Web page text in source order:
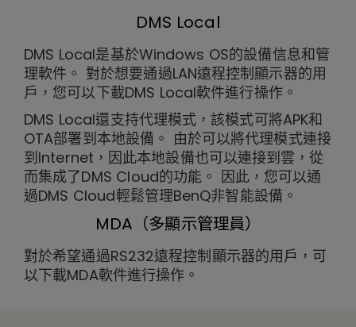
DMS Local
DMS Local是基於Windows OS的設備信息和管
理軟件。 對於想要通過LAN遠程控制顯示器的用
戶，您可以下載DMS Local軟件進行操作。
DMS Local還支持代理模式，該模式可將APK和
OTA部署到本地設備。 由於可以將代理模式連接
到Internet，因此本地設備也可以連接到雲，從
而集成了DMS Cloud的功能。 因此，您可以通
過DMS Cloud輕鬆管理BenQ非智能設備。
MDA（多顯示管理員）
對於希望通過RS232遠程控制顯示器的用戶，可
以下載MDA軟件進行操作。